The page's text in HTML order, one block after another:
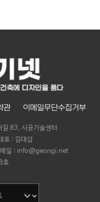
관 이메일무단수집거부
길 83, 시공기술센터
표 : 김대삼
일 : info@geongi.net
호